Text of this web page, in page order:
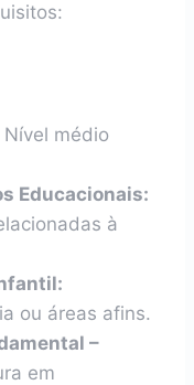
Nível médio
Educacionais:
à
ou áreas afins.
–
em